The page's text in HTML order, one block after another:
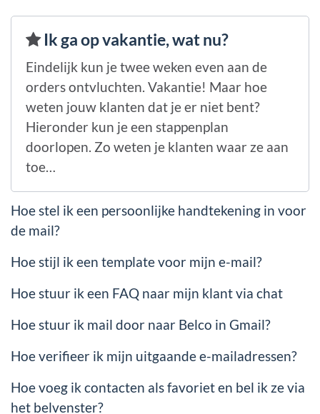
Ik ga op vakantie, wat nu?
Eindelijk kun je twee weken even aan de
orders ontvluchten. Vakantie! Maar hoe
weten jouw klanten dat je er niet bent?
Hieronder kun je een stappenplan
doorlopen. Zo weten je klanten waar ze aan
toe…
Hoe stel ik een persoonlijke handtekening in voor
de mail?
Hoe stijl ik een template voor mijn e-mail?
Hoe stuur ik een FAQ naar mijn klant via chat
Hoe stuur ik mail door naar Belco in Gmail?
Hoe verifieer ik mijn uitgaande e-mailadressen?
Hoe voeg ik contacten als favoriet en bel ik ze via
het belvenster?